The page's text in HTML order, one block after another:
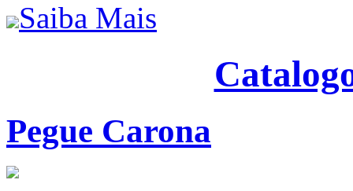
Saiba Mais
Pegue Carona